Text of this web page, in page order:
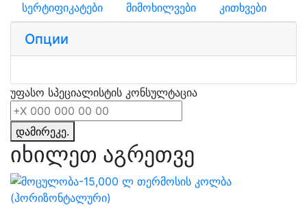
სერტიფიკატები მიმოხილვები კითხვები
Опции
უფასო სპეციალისტის კონსულტაცია
დამირეკე.
იხილეთ აგრეთვე